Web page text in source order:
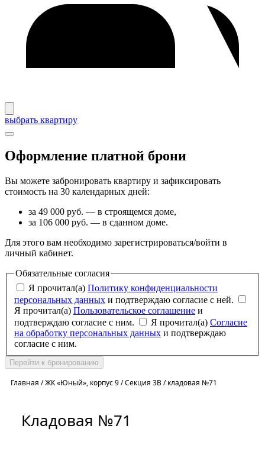
выбрать квартиру
Оформление платной брони
Вы можете забронировать квартиру и зафиксировать
стоимость на 30 календарных дней:
за 49 000 руб. — в строящемся доме,
за 106 000 руб. — в сданном доме.
Для этого вам необходимо зарегистрироваться/войти в
личный кабинет.
Обязательные согласия
Я прочитал(а) Политику конфиденциальности
персональных данных и подтверждаю согласие с ней.
Я прочитал(а) Пользовательское соглашение
подтверждаю согласие с ним.
Я прочитал(а) Согласие
на обработку персональных данных
согласие с ним.
Перейти к бронированию
Главная /ЖК «Юный», корпус 9/Секция 3В/кладовая №71
Кладовая №71